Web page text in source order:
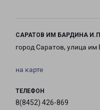
САРАТОВ ИМ БАРДИНА
город Саратов, улица
на карте
ТЕЛЕФОН
8(8452) 426-869